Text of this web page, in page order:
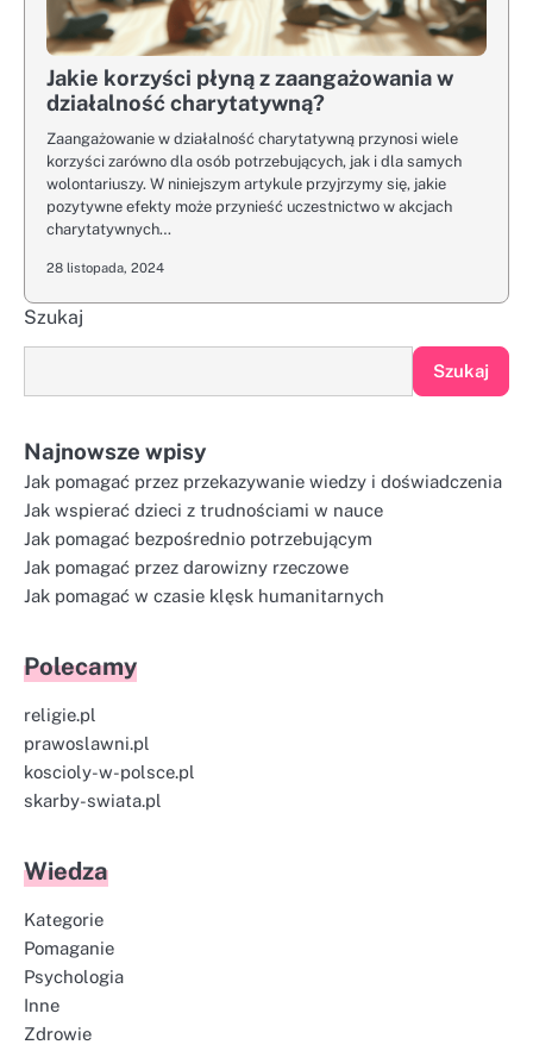
Jakie korzyści płyną z zaangażowania w
działalność charytatywną?
Zaangażowanie w działalność charytatywną przynosi wiele
korzyści zarówno dla osób potrzebujących, jak i dla samych
wolontariuszy. W niniejszym artykule przyjrzymy się, jakie
pozytywne efekty może przynieść uczestnictwo w akcjach
charytatywnych…
28 listopada, 2024
Szukaj
Szukaj
Najnowsze wpisy
Jak pomagać przez przekazywanie wiedzy i doświadczenia
Jak wspierać dzieci z trudnościami w nauce
Jak pomagać bezpośrednio potrzebującym
Jak pomagać przez darowizny rzeczowe
Jak pomagać w czasie klęsk humanitarnych
Polecamy
religie.pl
prawoslawni.pl
koscioly-w-polsce.pl
skarby-swiata.pl
Wiedza
Kategorie
Pomaganie
Psychologia
Inne
Zdrowie